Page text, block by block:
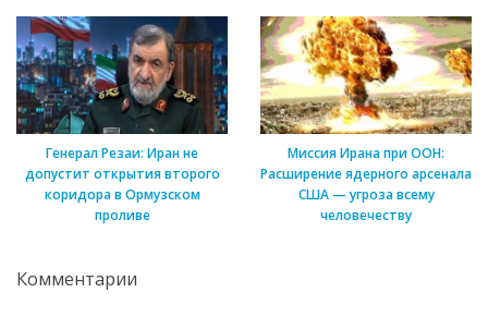
Генерал Резаи: Иран не
допустит открытия второго
коридора в Ормузском
проливе
Миссия Ирана при ООН:
Расширение ядерного арсенала
США — угроза всему
человечеству
Комментарии